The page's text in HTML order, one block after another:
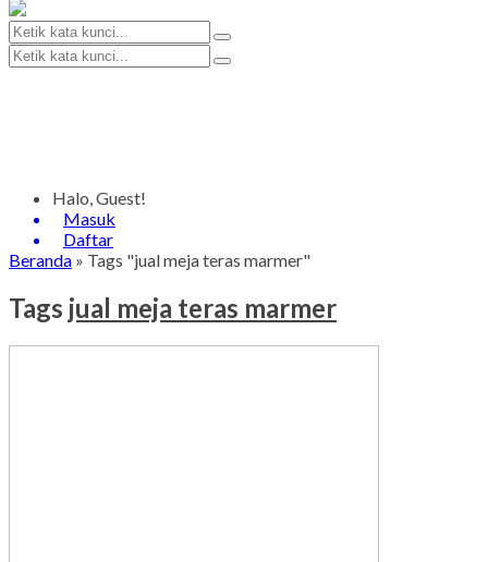
Halo, Guest!
Masuk
Daftar
Beranda » Tags "jual meja teras marmer"
Tags jual meja teras marmer